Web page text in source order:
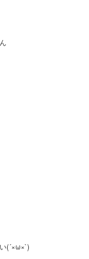
(´×ω×`)